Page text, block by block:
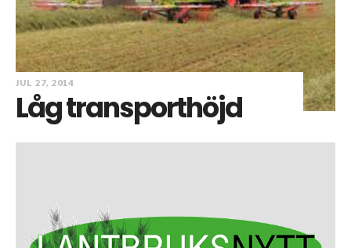
JUL 27, 2014
Låg transporthöjd